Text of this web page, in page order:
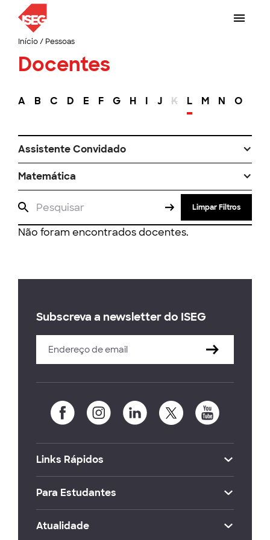
Início/ Pessoas
Docentes
A B C D E F G H I J K L M N O
Assistente Convidado
Matemática
Limpar Filtros
Não foram encontrados docentes.
Subscreva a newsletter do ISEG
Links Rápidos
Para Estudantes
Atualidade